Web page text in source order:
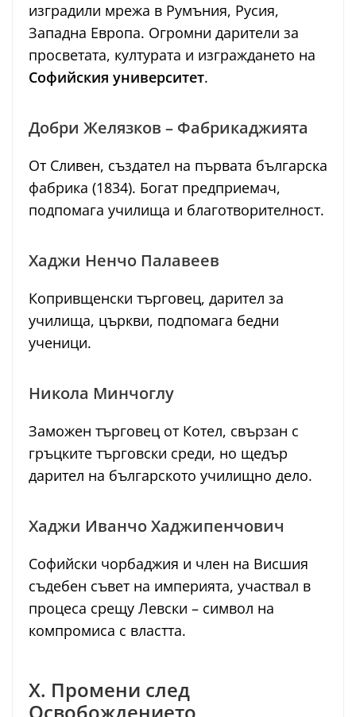
изградили мрежа в Румъния, Русия,
Западна Европа. Огромни дарители за
просветата, културата и изграждането на
Софийския университет.
Добри Желязков – Фабрикаджията
От Сливен, създател на първата българска
фабрика (1834). Богат предприемач,
подпомага училища и благотворителност.
Хаджи Ненчо Палавеев
Копривщенски търговец, дарител за
училища, църкви, подпомага бедни
ученици.
Никола Минчоглу
Заможен търговец от Котел, свързан с
гръцките търговски среди, но щедър
дарител на българското училищно дело.
Хаджи Иванчо Хаджипенчович
Софийски чорбаджия и член на Висшия
съдебен съвет на империята, участвал в
процеса срещу Левски – символ на
компромиса с властта.
X. Промени след